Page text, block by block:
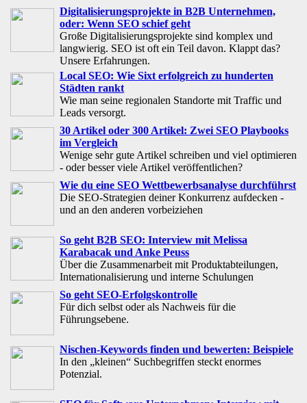
Digitalisierungsprojekte in B2B Unternehmen,
oder: Wenn SEO schief geht
Große Digitalisierungsprojekte sind komplex und
langwierig. SEO ist oft ein Teil davon. Klappt das?
Unsere Erfahrungen.
Local SEO: Wie Sixt erfolgreich zu hunderten
Städten rankt
Wie man seine regionalen Standorte mit Traffic und
Leads versorgt.
30 Artikel oder 300 Artikel: Zwei SEO Playbooks
im Vergleich
Wenige sehr gute Artikel schreiben und viel optimieren
- oder besser viele Artikel veröffentlichen?
Wie du eine SEO Wettbewerbsanalyse durchführst
Die SEO-Strategien deiner Konkurrenz aufdecken -
und an den anderen vorbeiziehen
So geht B2B SEO: Interview mit Melissa
Karabacak und Anke Peuss
Über die Zusammenarbeit mit Produktabteilungen,
Internationalisierung und interne Schulungen
So geht SEO-Erfolgskontrolle
Für dich selbst oder als Nachweis für die
Führungsebene.
Nischen-Keywords finden und bewerten: Beispiele
In den „kleinen“ Suchbegriffen steckt enormes
Potenzial.